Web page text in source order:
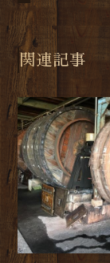
関連記事